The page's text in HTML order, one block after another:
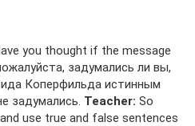
you thought if the message
задумались ли вы,
Коперфильда истинным
задумались. Teacher: So
use true and false sentences